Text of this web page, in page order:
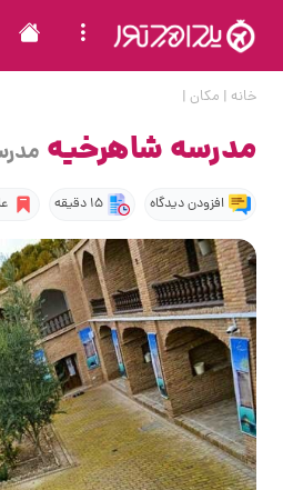
خانه | مکان |
مدرسه شاهرخیه
افزودن دیدگاه 15 دقیقه